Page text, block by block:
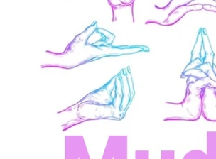
Mistérios Médicos